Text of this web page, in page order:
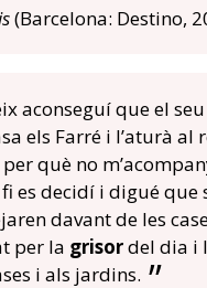
(Barcelona: Destino,
aconseguí que el seu
els Farré i l’aturà
què no
es decidí i digué que
davant de les
per la grisordel dia i
i als jardins.